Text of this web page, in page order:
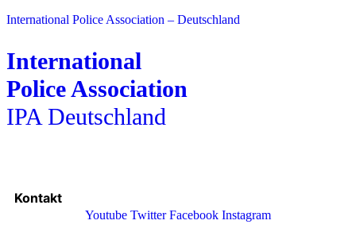
International Police Association – Deutschland
International
Police Association
IPA Deutschland
Kontakt
Youtube Twitter Facebook Instagram